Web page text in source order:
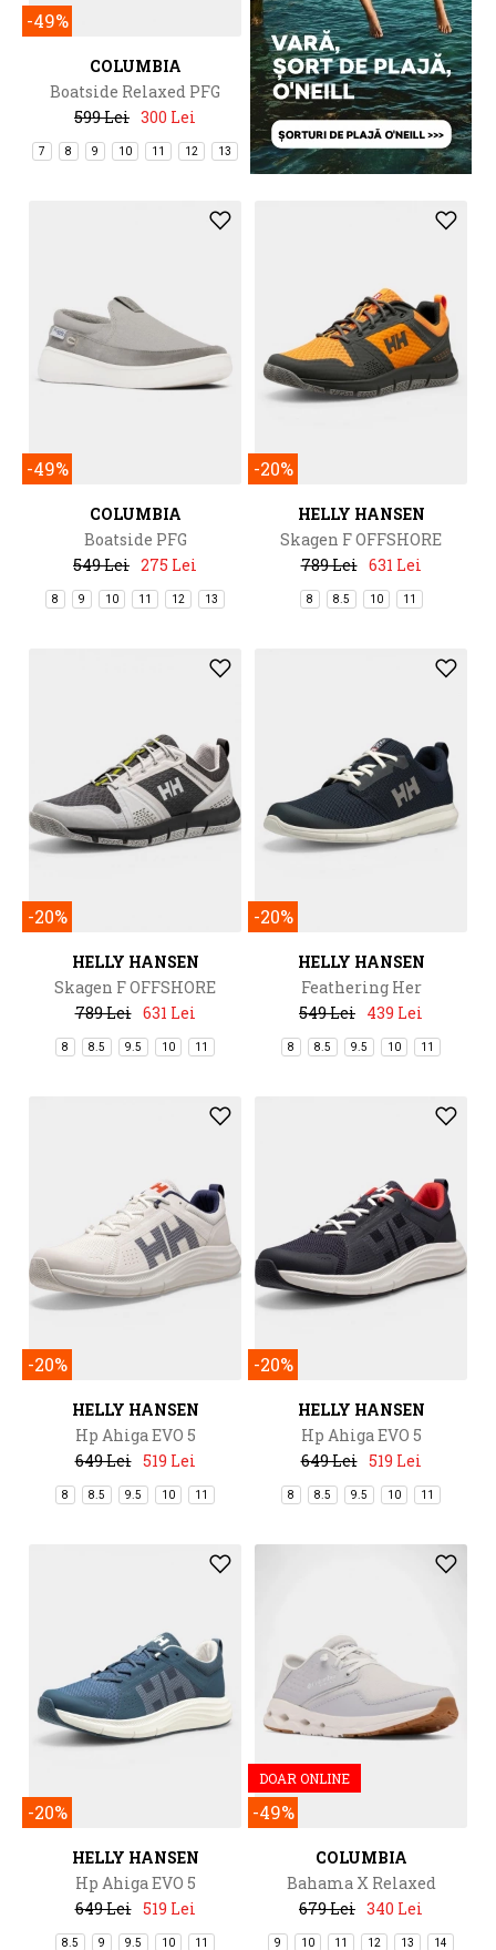
-49%
COLUMBIA
Boatside Relaxed PFG
599 Lei 300 Lei
7 8 9 10 11 12 13
-49%
COLUMBIA
Boatside PFG
549 Lei 275 Lei
8 9 10 11 12 13
-20%
HELLY HANSEN
Skagen F OFFSHORE
789 Lei 631 Lei
8 8.5 10 11
-20%
HELLY HANSEN
Skagen F OFFSHORE
789 Lei 631 Lei
8 8.5 9.5 10 11
-20%
HELLY HANSEN
Feathering Her
FEATHERING
549 Lei 439 Lei
8 8.5 9.5 10 11
-20%
HELLY HANSEN
Hp Ahiga EVO 5
649 Lei 519 Lei
8 8.5 9.5 10 11
-20%
HELLY HANSEN
Hp Ahiga EVO 5
649 Lei 519 Lei
8 8.5 9.5 10 11
-20%
HELLY HANSEN
Hp Ahiga EVO 5
649 Lei 519 Lei
8.5 9 9.5 10 11
DOAR ONLINE
-49%
COLUMBIA
Bahama X Relaxed
679 Lei 340 Lei
9 10 11 12 13 14